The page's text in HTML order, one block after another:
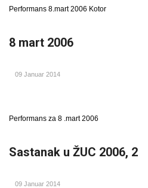
Performans 8.mart 2006 Kotor
8 mart 2006
09 Januar 2014
Performans za 8 .mart 2006
Sastanak u ŽUC 2006, 2
09 Januar 2014